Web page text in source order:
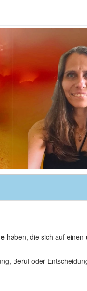
haben, die sich auf einen
Beruf oder